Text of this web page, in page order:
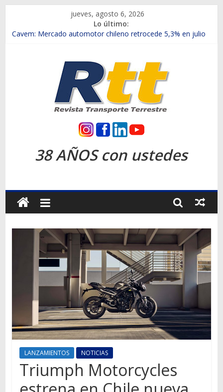
contenido
jueves, agosto 6, 2026
Lo último:
Chile es el primer mercado internacional en lanzar la nueva
Maxus T70
Samex amplía su red con nuevas sucursales en Rancagua y
SINOTRUK Pick-ups presentó la recién estrenada Bolden en
la Expo Compras Públicas 2026
Revista
Transporte
Terrestre
camiones,
información
transporte
38 AÑOS con ustedes
LANZAMIENTOS NOTICIAS
Triumph Motorcycles